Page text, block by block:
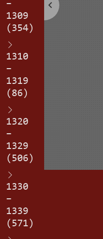
–
1309
(354)
1310
–
1319
(86)
1320
–
1329
(506)
1330
–
1339
(571)